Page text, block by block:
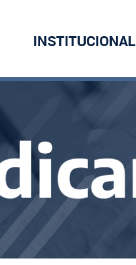
INSTITUCIONAL